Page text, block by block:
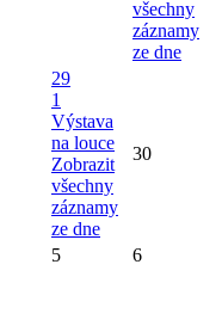
všechny
záznamy
ze dne
29
1
Výstava
na louce
Zobrazit
všechny
záznamy
ze dne
30
5 6